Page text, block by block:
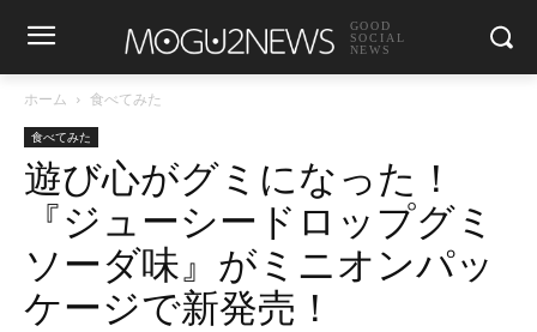
GOOD
SOCIAL
NEWS
ホーム 食べてみた
食べてみた
遊び心がグミになった！
『ジューシードロップグミ
ソーダ味』がミニオンパッ
ケージで新発売！